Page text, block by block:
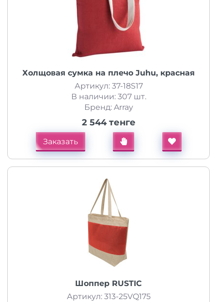
Холщовая сумка на плечо Juhu, красная
Артикул: 37-18S17
В наличии: 307 шт.
Бренд: Array
2 544 тенге
Заказать
Шоппер RUSTIC
Артикул: 313-25VQ175